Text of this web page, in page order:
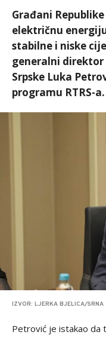
Građani
električnu
stabilne i niske
generalni direktor
Srpske Luka
programu RTRS-a.
IZVOR: LJERKA BJELICA/SRNA
Petrović je istakao da